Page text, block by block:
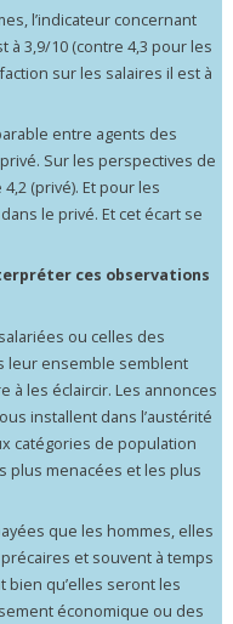
l’indicateur concernant
à 3,9/10 (contre 4,3 pour les
sur les salaires il est à
entre agents des
Sur les perspectives de
(privé). Et pour les
le privé. Et cet écart se
ces observations
ou celles des
leur ensemble semblent
à les éclaircir. Les annonces
installent dans l’austérité
catégories de population
plus menacées et les plus
que les hommes, elles
et souvent à temps
bien qu’elles seront les
économique ou des